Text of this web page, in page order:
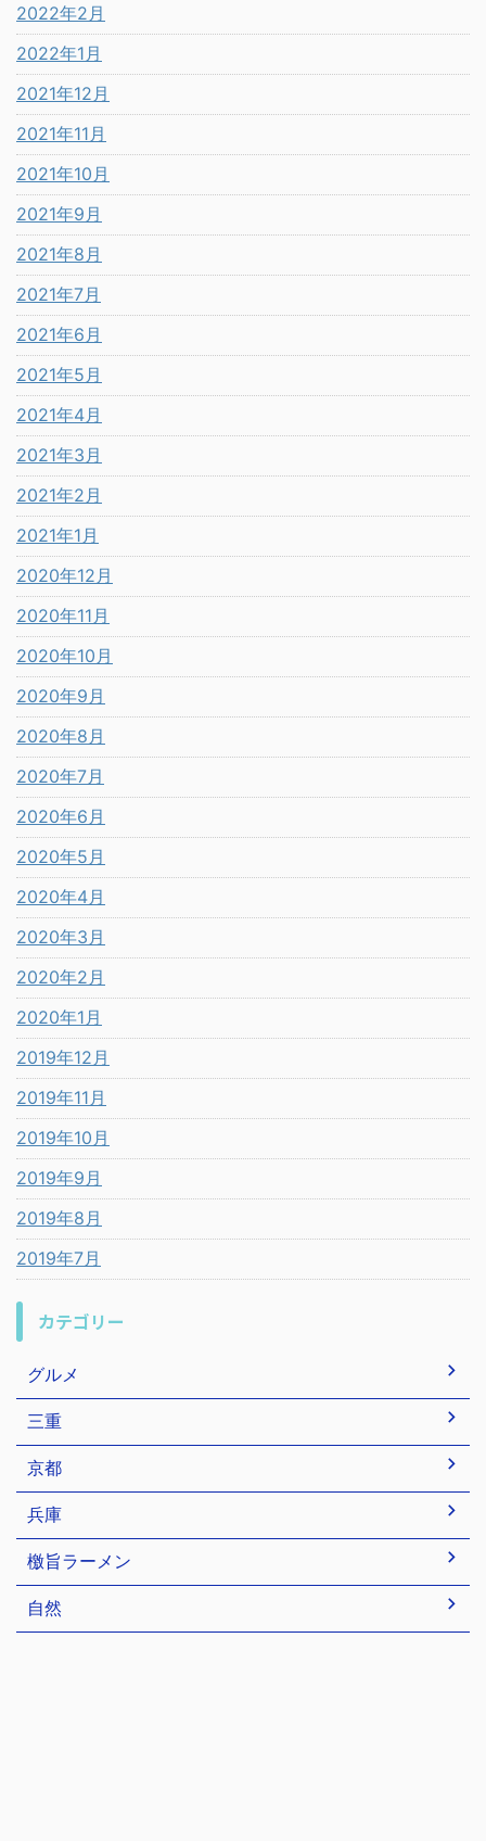
2022年2月
2022年1月
2021年12月
2021年11月
2021年10月
2021年9月
2021年8月
2021年7月
2021年6月
2021年5月
2021年4月
2021年3月
2021年2月
2021年1月
2020年12月
2020年11月
2020年10月
2020年9月
2020年8月
2020年7月
2020年6月
2020年5月
2020年4月
2020年3月
2020年2月
2020年1月
2019年12月
2019年11月
2019年10月
2019年9月
2019年8月
2019年7月
カテゴリー
グルメ
三重
京都
兵庫
檄旨ラーメン
自然